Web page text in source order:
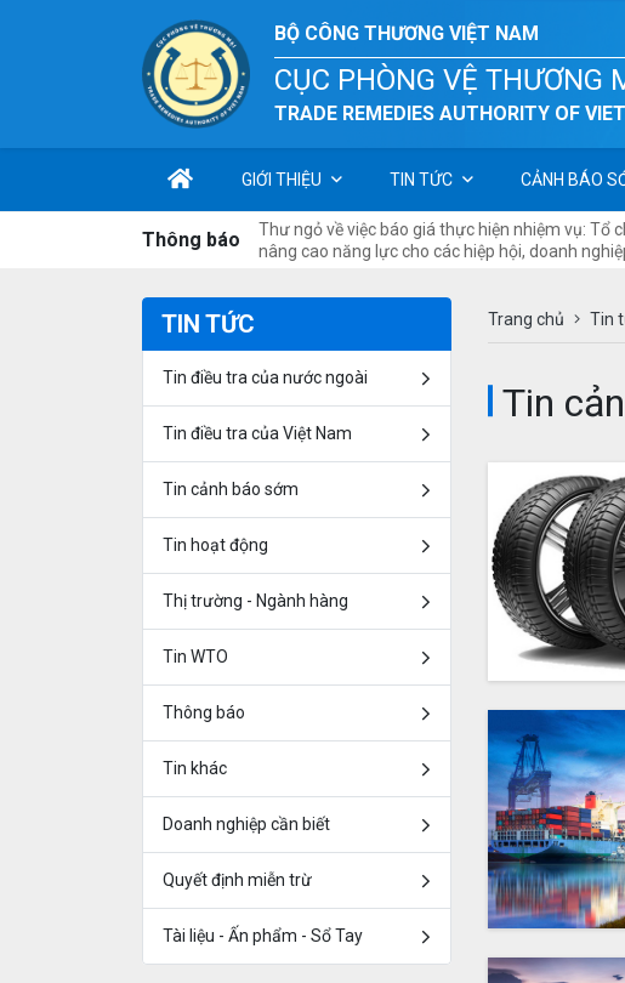
BỘ CÔNG THƯƠNG VIỆT NAM
CỤC PHÒNG VỆ THƯƠNG
TRADE REMEDIES AUTHORITY OF
GIỚI THIỆU TIN TỨC CẢNH BÁO
Thông báo
Thư ngỏ về việc báo giá thực hiện nhiệm vụ: Tổ
nâng cao năng lực cho các hiệp hội, doanh
Trang chủ Tin
Tin
TIN TỨC
Tin điều tra của nước ngoài
Tin điều tra của Việt Nam
Tin cảnh báo sớm
Tin hoạt động
Thị trường - Ngành hàng
Tin WTO
Thông báo
Tin khác
Doanh nghiệp cần biết
Quyết định miễn trừ
Tài liệu - Ấn phẩm - Sổ Tay